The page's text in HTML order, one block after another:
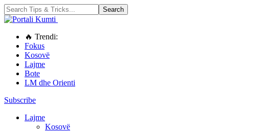
🔥 Trendi:
Fokus
Kosovë
Lajme
Bote
LM dhe Orienti
Subscribe
Lajme
Kosovë